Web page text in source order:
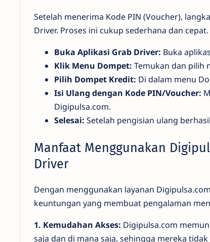
Setelah menerima Kode PIN (Voucher),
Driver. Proses ini cukup sederhana dan cepat.
Buka Aplikasi Grab Driver: Buka
Klik Menu Dompet: Temukan dan pilih
Pilih Dompet Kredit: Di dalam menu
Isi Ulang dengan Kode PIN/Voucher:
Digipulsa.com.
Selesai: Setelah pengisian ulang
Manfaat Menggunakan
Driver
Dengan menggunakan layanan
keuntungan yang membuat pengalaman
1. Kemudahan Akses: Digipulsa.com
saja dan di mana saja, sehingga mereka